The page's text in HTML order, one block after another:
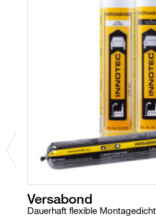
Versabond
Dauerhaft flexible